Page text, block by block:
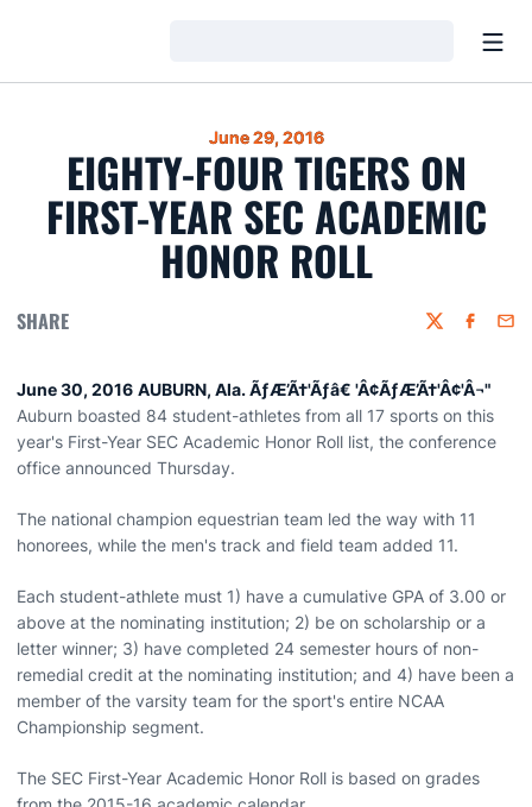
June 29, 2016
EIGHTY-FOUR TIGERS ON
FIRST-YEAR SEC ACADEMIC
HONOR ROLL
SHARE Twitter
June 30, 2016 AUBURN, Ala. ÃƒÆ’Ã†'Ãƒâ€ 'Â¢ÃƒÆ’Ã†'Â¢'Â¬"
Auburn boasted 84 student-athletes from all 17 sports on this
year's First-Year SEC Academic Honor Roll list, the conference
office announced Thursday.
The national champion equestrian team led the way with 11
honorees, while the men's track and field team added 11.
Each student-athlete must 1) have a cumulative GPA of 3.00 or
above at the nominating institution; 2) be on scholarship or a
letter winner; 3) have completed 24 semester hours of non-
remedial credit at the nominating institution; and 4) have been a
member of the varsity team for the sport's entire NCAA
Championship segment.
The SEC First-Year Academic Honor Roll is based on grades